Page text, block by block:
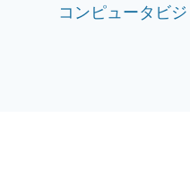
コンピュータビ